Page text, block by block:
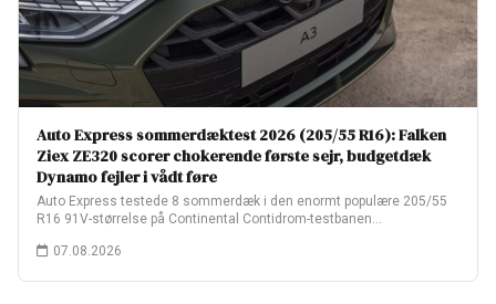
Auto Express sommerdæktest 2026 (205/55 R16): Falken
Ziex ZE320 scorer chokerende første sejr, budgetdæk
Dynamo fejler i vådt føre
Auto Express testede 8 sommerdæk i den enormt populære 205/55
R16 91V-størrelse på Continental Contidrom-testbanen…
07.08.2026